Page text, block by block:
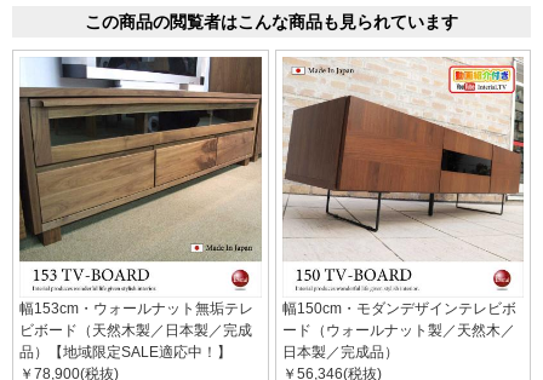
この商品の閲覧者はこんな商品も見られています
幅153cm・ウォールナット無垢テレ
ビボード（天然木製／日本製／完成
品）【地域限定SALE適応中！】
￥78,900(税抜)
幅150cm・モダンデザインテレビボ
ード（ウォールナット製／天然木／
日本製／完成品）
￥56,346(税抜)